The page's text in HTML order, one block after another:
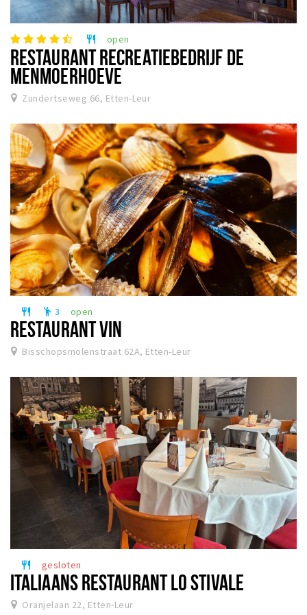
restaurant open
RESTAURANT RECREATIEBEDRIJF DE
MENMOERHOEVE
Zundertseweg 66, Etten-Leur
restaurant emoji_people 3 open
RESTAURANT VIN
Bisschopsmolenstraat 62A, Etten-Leur
restaurant gesloten
ITALIAANS RESTAURANT LO STIVALE
Oranjelaan 22, Etten-Leur